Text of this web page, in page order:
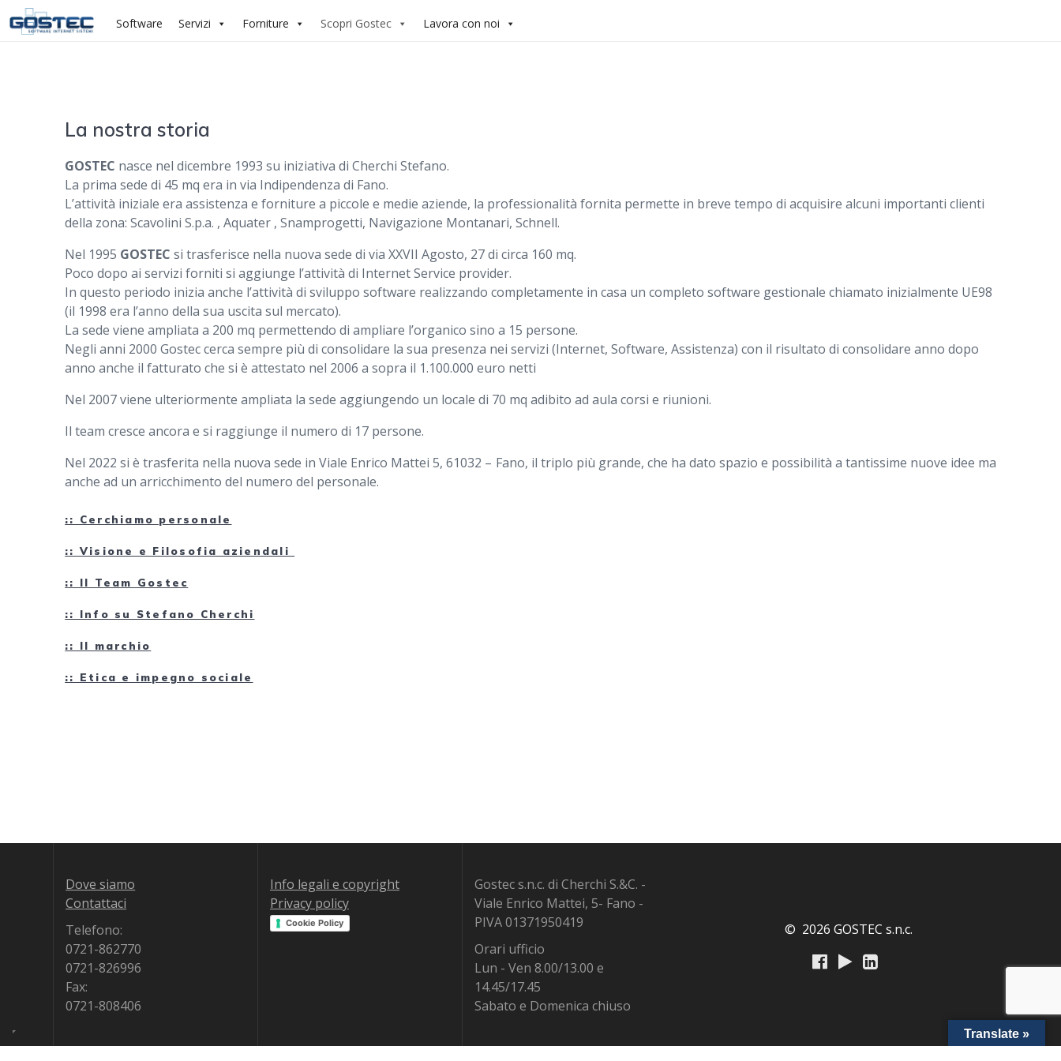
Salta
Software Servizi Forniture Scopri Gostec Lavora con noi
La nostra storia
GOSTEC nasce nel dicembre 1993 su iniziativa di Cherchi Stefano.
La prima sede di 45 mq era in via Indipendenza di Fano.
L’attività iniziale era assistenza e forniture a piccole e medie aziende, la professionalità fornita permette in breve tempo di acquisire alcuni importanti clienti
della zona: Scavolini S.p.a. , Aquater , Snamprogetti, Navigazione Montanari, Schnell.
Nel 1995 GOSTEC si trasferisce nella nuova sede di via XXVII Agosto, 27 di circa 160 mq.
Poco dopo ai servizi forniti si aggiunge l’attività di Internet Service provider.
In questo periodo inizia anche l’attività di sviluppo software realizzando completamente in casa un completo software gestionale chiamato inizialmente UE98
(il 1998 era l’anno della sua uscita sul mercato).
La sede viene ampliata a 200 mq permettendo di ampliare l’organico sino a 15 persone.
Negli anni 2000 Gostec cerca sempre più di consolidare la sua presenza nei servizi (Internet, Software, Assistenza) con il risultato di consolidare anno dopo
anno anche il fatturato che si è attestato nel 2006 a sopra il 1.100.000 euro netti
Nel 2007 viene ulteriormente ampliata la sede aggiungendo un locale di 70 mq adibito ad aula corsi e riunioni.
Il team cresce ancora e si raggiunge il numero di 17 persone.
Nel 2022 si è trasferita nella nuova sede in Viale Enrico Mattei 5, 61032 – Fano, il triplo più grande, che ha dato spazio e possibilità a tantissime nuove idee ma
anche ad un arricchimento del numero del personale.
:: Cerchiamo personale
:: Visione e Filosofia aziendali
:: Il Team Gostec
:: Info su Stefano Cherchi
:: Il marchio
:: Etica e impegno sociale
Dove siamo
Contattaci
Telefono:
0721-862770
0721-826996
Fax:
0721-808406
Info legali e copyright
Privacy policy
Cookie Policy
Gostec s.n.c. di Cherchi S.&C. -
Viale Enrico Mattei, 5- Fano -
PIVA 01371950419
Orari ufficio
Lun - Ven 8.00/13.00 e
14.45/17.45
Sabato e Domenica chiuso
© 2026 GOSTEC s.n.c.
Translate »